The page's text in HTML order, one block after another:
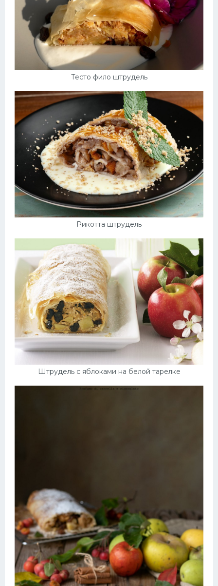
Тесто фило штрудель
Рикотта штрудель
Штрудель с яблоками на белой тарелке